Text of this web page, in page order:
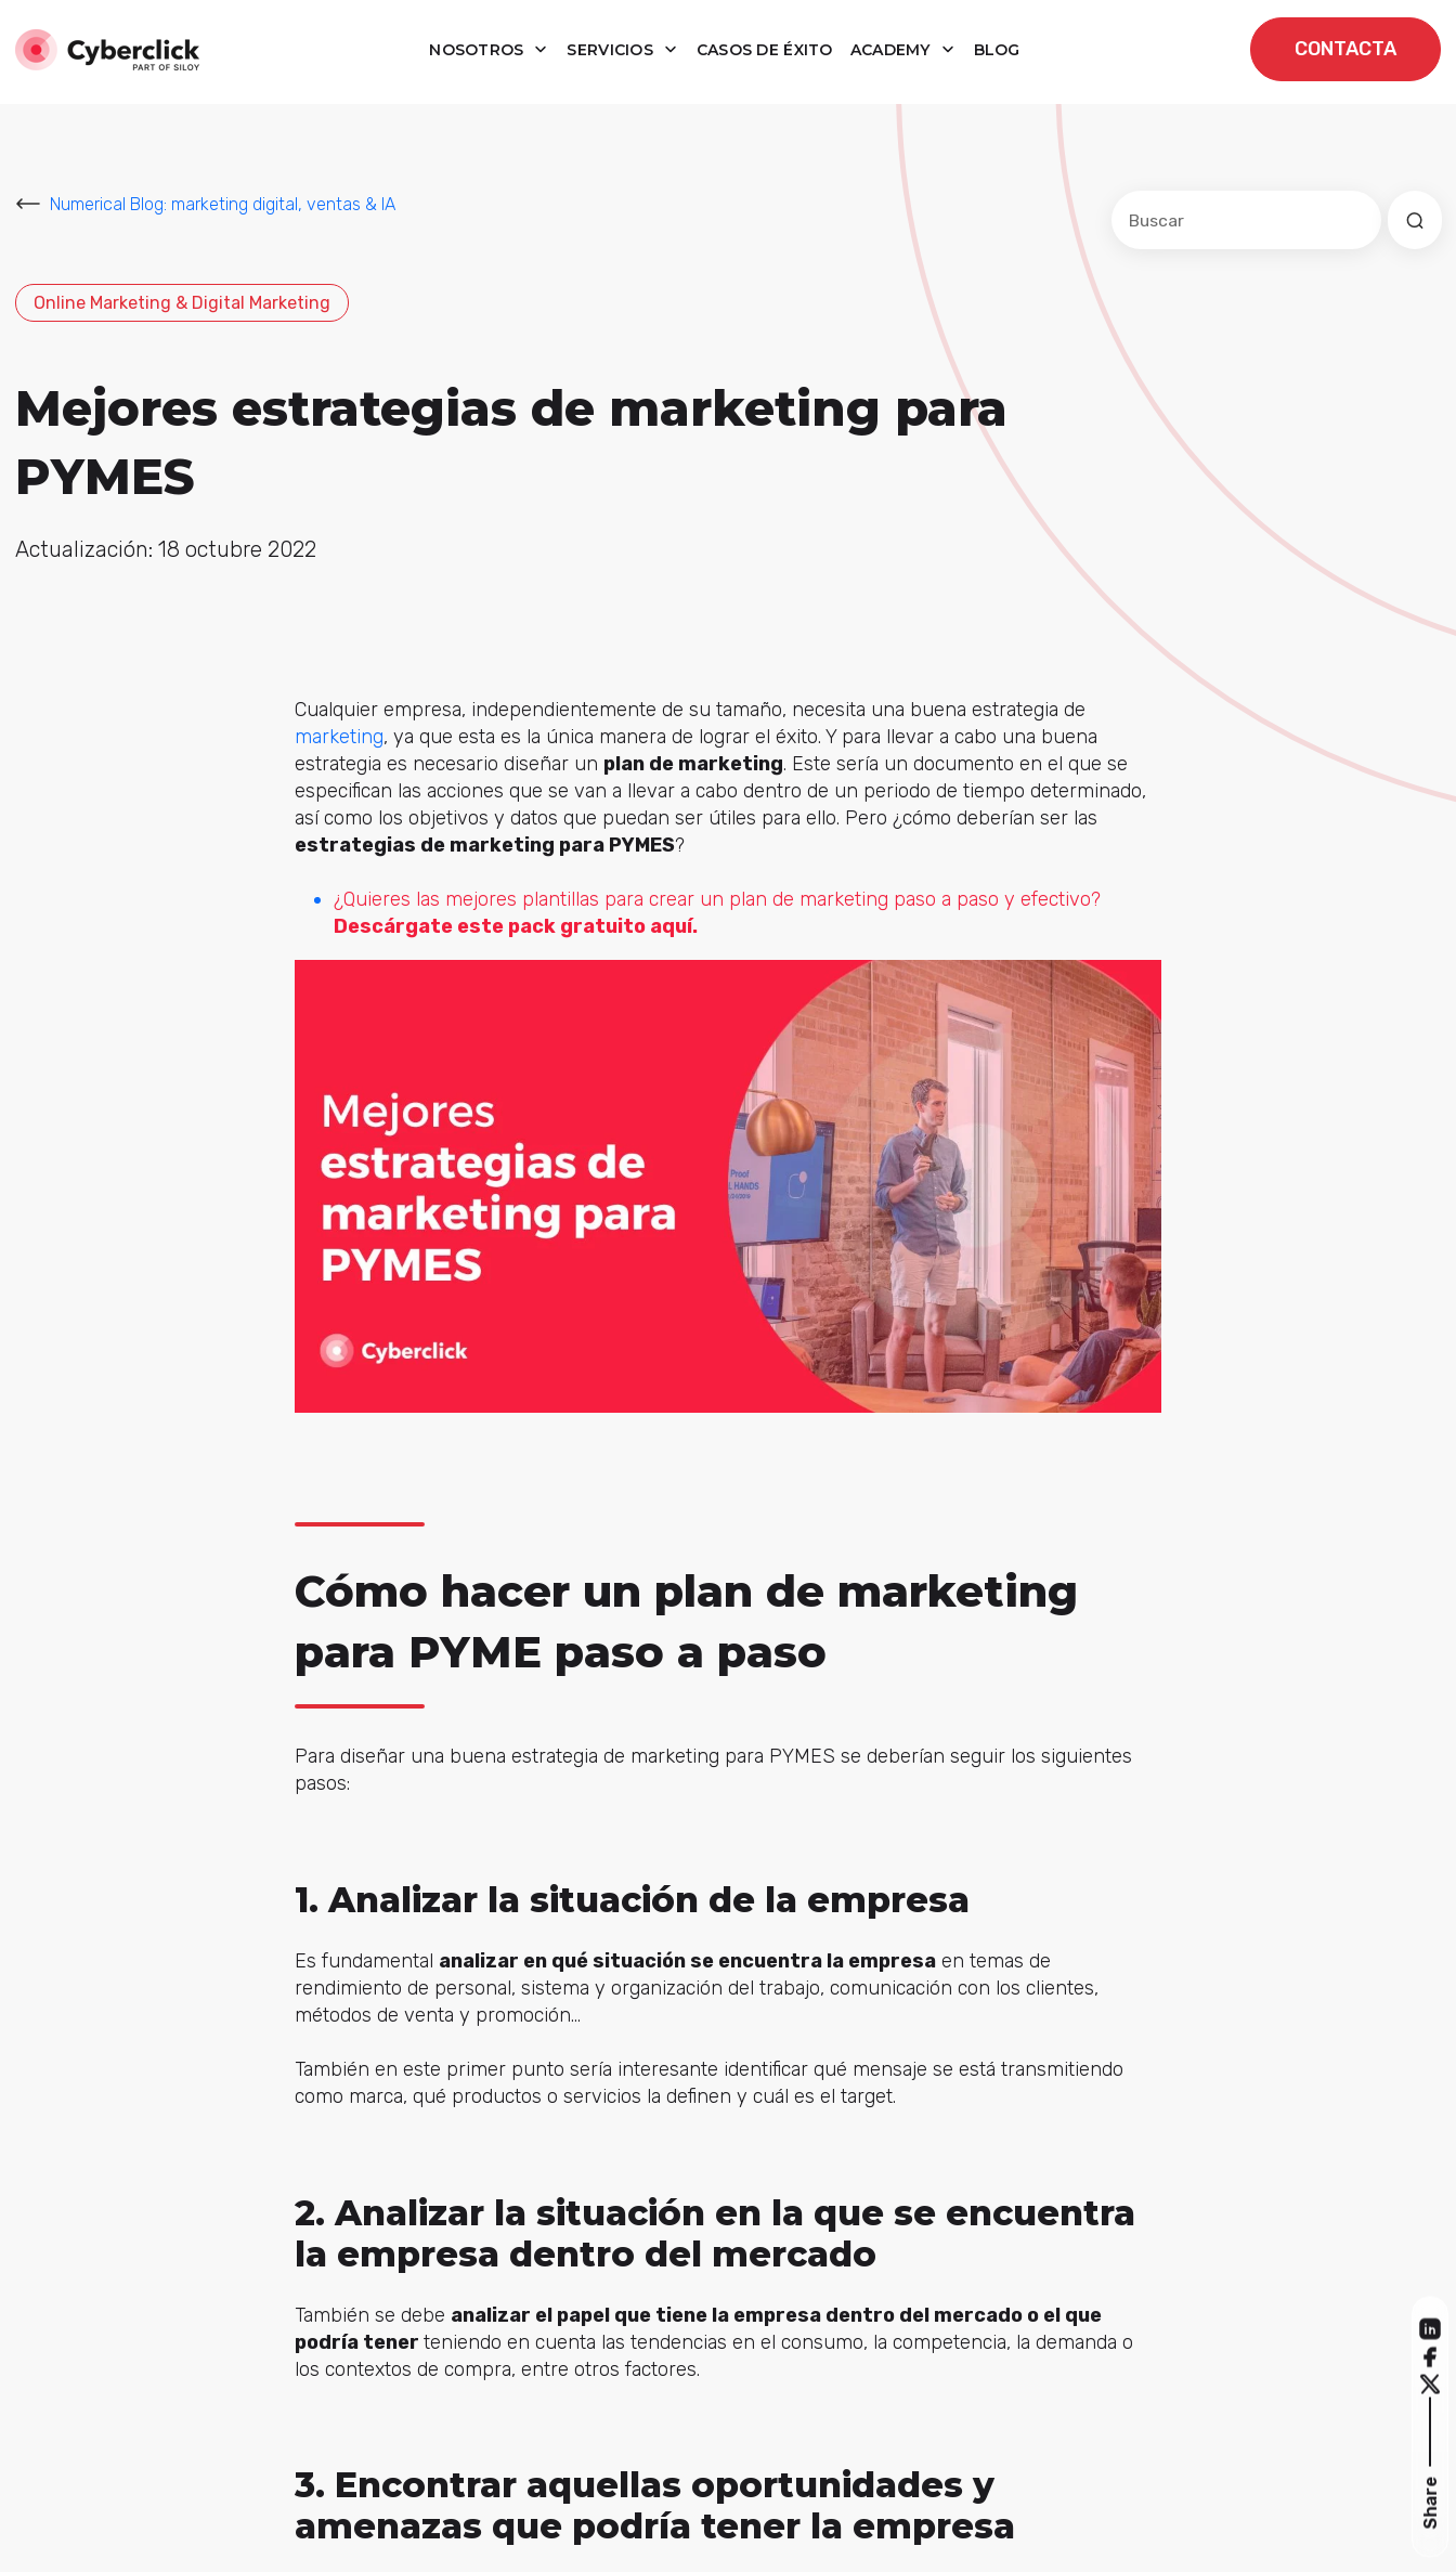
NOSOTROS SERVICIOS CASOS DE ÉXITO ACADEMY BLOG CONTACTA
Numerical Blog: marketing digital, ventas & IA
Online Marketing & Digital Marketing
Mejores estrategias de marketing para
PYMES
Actualización: 18 octubre 2022
Cualquier empresa, independientemente de su tamaño, necesita una buena estrategia de
marketing, ya que esta es la única manera de lograr el éxito. Y para llevar a cabo una buena
estrategia es necesario diseñar un plan de marketing. Este sería un documento en el que se
especifican las acciones que se van a llevar a cabo dentro de un periodo de tiempo determinado,
así como los objetivos y datos que puedan ser útiles para ello. Pero ¿cómo deberían ser las
estrategias de marketing para PYMES?
¿Quieres las mejores plantillas para crear un plan de marketing paso a paso y efectivo?
Descárgate este pack gratuito aquí.
Cómo hacer un plan de marketing
para PYME paso a paso
Para diseñar una buena estrategia de marketing para PYMES se deberían seguir los siguientes
pasos:
1. Analizar la situación de la empresa
Es fundamental analizar en qué situación se encuentra la empresa en temas de
rendimiento de personal, sistema y organización del trabajo, comunicación con los clientes,
métodos de venta y promoción…
También en este primer punto sería interesante identificar qué mensaje se está transmitiendo
como marca, qué productos o servicios la definen y cuál es el target.
2. Analizar la situación en la que se encuentra
la empresa dentro del mercado
También se debe analizar el papel que tiene la empresa dentro del mercado o el que
podría tener teniendo en cuenta las tendencias en el consumo, la competencia, la demanda o
los contextos de compra, entre otros factores.
3. Encontrar aquellas oportunidades y
amenazas que podría tener la empresa
Share